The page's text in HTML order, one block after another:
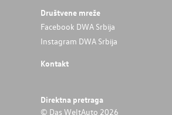
Društvene mreže
Facebook DWA Srbija
Instagram DWA Srbija
Kontakt
Direktna pretraga
© Das WeltAuto 2026